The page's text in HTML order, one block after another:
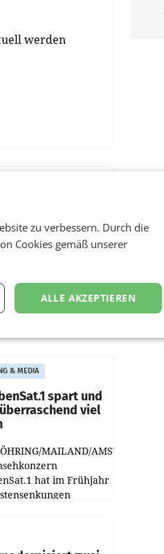
werden
& MEDIA
spart und
viel
MAILAND/AMSTERDAM.
hat im Frühjahr
die
deutlich
zu verbessern. Durch die
Cookies gemäß unserer
ALLE AKZEPTIEREN